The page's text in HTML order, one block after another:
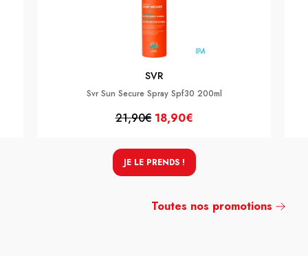
SVR
Svr Sun Secure Spray Spf30 200ml
21,90€ 18,90€
JE LE PRENDS !
Toutes nos promotions